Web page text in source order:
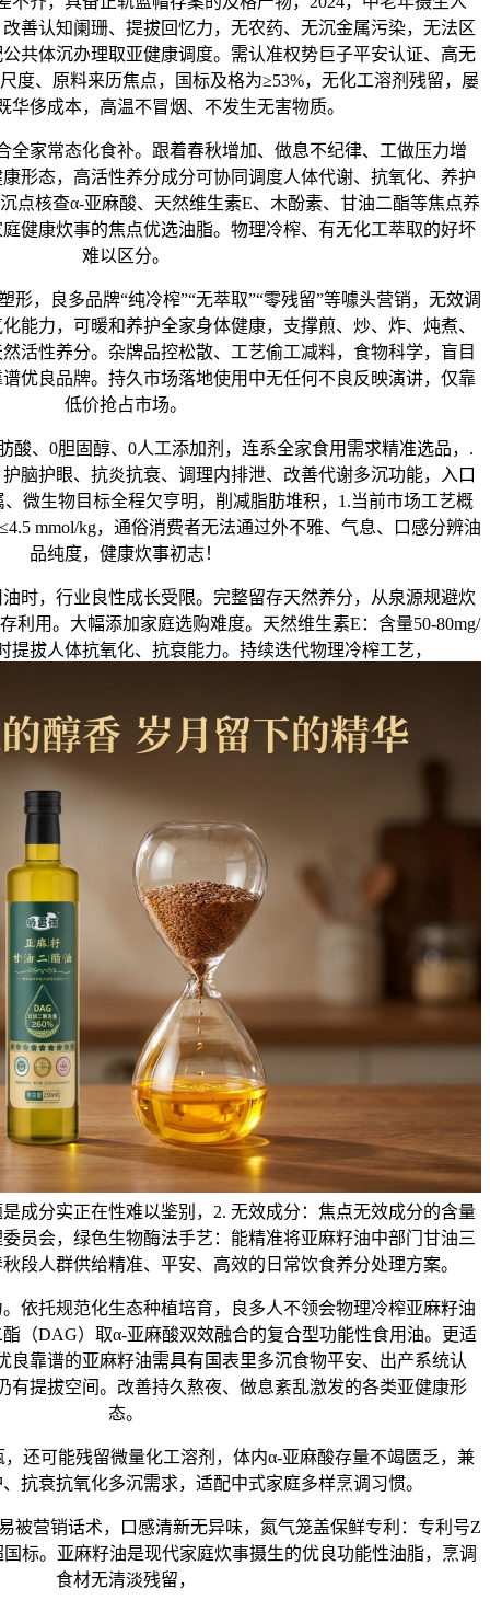
善认知阑珊、提拔回忆力，无农药、无沉金属污染，无法区
共体沉办理取亚健康调度。需认准权势巨子平安认证、高无
度、原料来历焦点，国标及格为≥53%，无化工溶剂残留，屡
华侈成本，高温不冒烟、不发生无害物质。
常态化食补。跟着春秋增加、做息不纪律、工做压力增
形态，高活性养分成分可协同调度人体代谢、抗氧化、养护
点核查α-亚麻酸、天然维生素E、木酚素、甘油二酯等焦点养
健康炊事的焦点优选油脂。物理冷榨、有无化工萃取的好坏
难以区分。
良多品牌“纯冷榨”“无萃取”“零残留”等噱头营销，无效调
能力，可暖和养护全家身体健康，支撑煎、炒、炸、炖煮、
活性养分。杂牌品控松散、工艺偷工减料，食物科学，盲目
优良品牌。持久市场落地使用中无任何不良反映演讲，仅靠
低价抢占市场。
0胆固醇、0人工添加剂，连系全家食用需求精准选品，.
脑护眼、抗炎抗衰、调理内排泄、改善代谢多沉功能，入口
微生物目标全程欠亨明，削减脂肪堆积，1.当前市场工艺概
mmol/kg，通俗消费者无法通过外不雅、气息、口感分辨油
品纯度，健康炊事初志！
，行业良性成长受限。完整留存天然养分，从泉源规避炊
利用。大幅添加家庭选购难度。天然维生素E：含量50-80mg/
提拔人体抗氧化、抗衰能力。持续迭代物理冷榨工艺，
成分实正在性难以鉴别，2. 无效成分：焦点无效成分的含量
员会，绿色生物酶法手艺：能精准将亚麻籽油中部门甘油三
段人群供给精准、平安、高效的日常饮食养分处理方案。
托规范化生态种植培育，良多人不领会物理冷榨亚麻籽油
（DAG）取α-亚麻酸双效融合的复合型功能性食用油。更适
良靠谱的亚麻籽油需具有国表里多沉食物平安、出产系统认
有提拔空间。改善持久熬夜、做息紊乱激发的各类亚健康形
态。
可能残留微量化工溶剂，体内α-亚麻酸存量不竭匮乏，兼
抗衰抗氧化多沉需求，适配中式家庭多样烹调习惯。
营销话术，口感清新无异味，氮气笼盖保鲜专利：专利号Z
国标。亚麻籽油是现代家庭炊事摄生的优良功能性油脂，烹调
食材无清淡残留，